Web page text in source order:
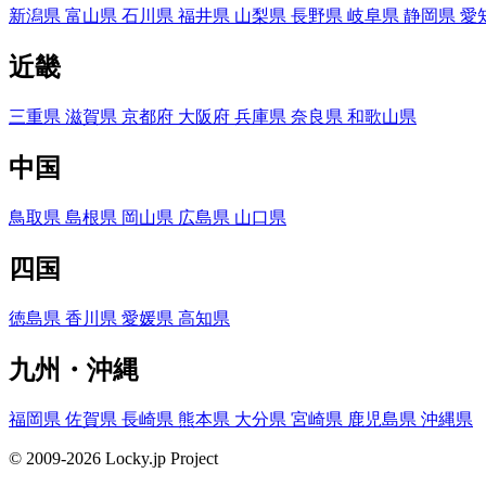
新潟県 富山県 石川県 福井県 山梨県 長野県 岐阜県 静岡県 愛
近畿
三重県 滋賀県 京都府 大阪府 兵庫県 奈良県 和歌山県
中国
鳥取県 島根県 岡山県 広島県 山口県
四国
徳島県 香川県 愛媛県 高知県
九州・沖縄
福岡県 佐賀県 長崎県 熊本県 大分県 宮崎県 鹿児島県 沖縄県
© 2009-2026 Locky.jp Project